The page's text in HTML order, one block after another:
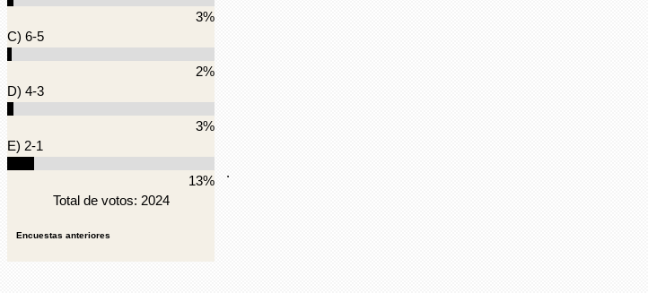
3%
C) 6-5
2%
D) 4-3
3%
E) 2-1
13%
Total de votos: 2024
Encuestas anteriores
.